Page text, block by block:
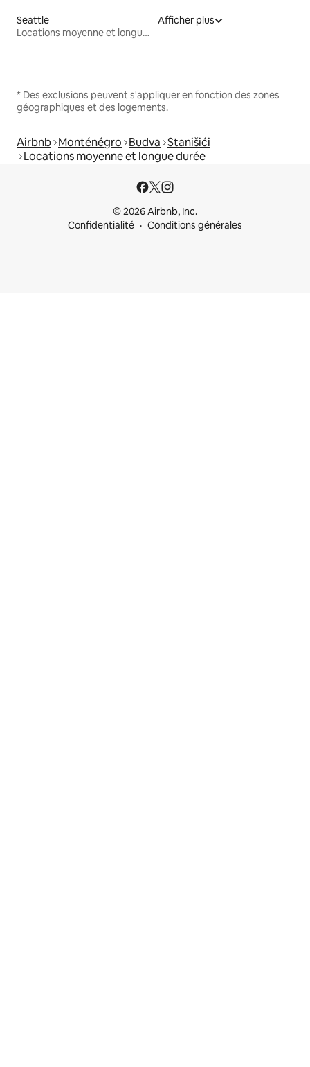
Seattle
Locations moyenne et longue durée
Afficher plus
* Des exclusions peuvent s'appliquer en fonction des zones
géographiques et des logements.
Airbnb Monténégro Budva Stanišići
Locations moyenne et longue durée
© 2026 Airbnb, Inc.
Confidentialité
Conditions générales